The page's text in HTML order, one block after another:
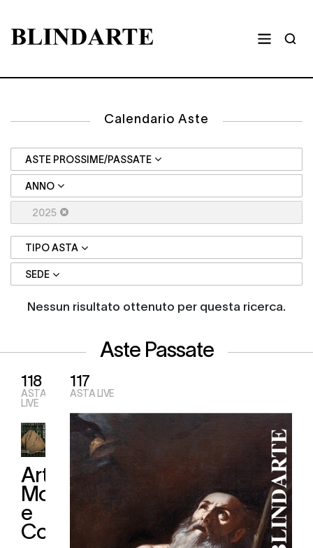
Calendario Aste
ASTE PROSSIME/PASSATE
ANNO
2025
TIPO ASTA
SEDE
Nessun risultato ottenuto per questa ricerca.
Aste Passate
118
ASTA
LIVE
Arte
Moderna
e
Contemporanea
117
ASTA LIVE